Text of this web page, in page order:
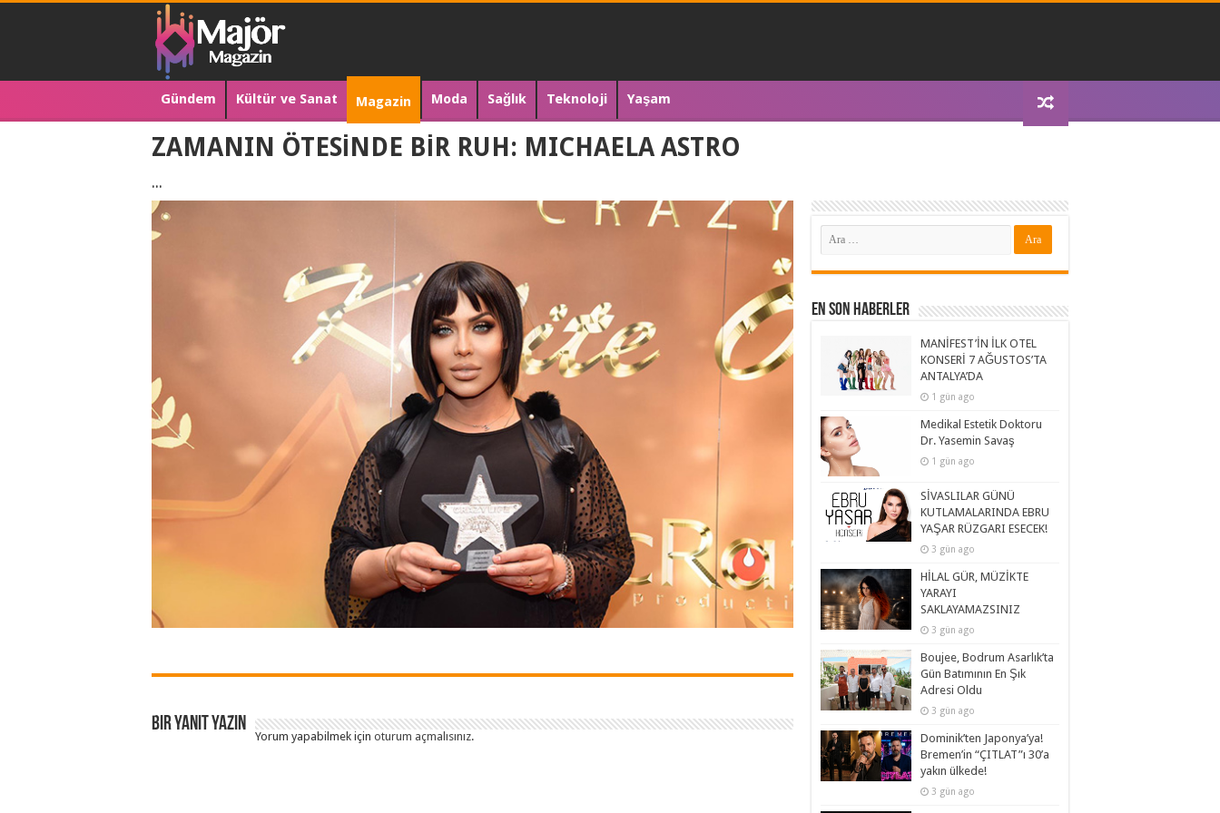
Gündem Kültür ve Sanat Magazin Moda Sağlık Teknoloji Yaşam
ZAMANIN ÖTESİNDE BİR RUH: MICHAELA ASTRO
...
Bir yanıt yazın
Yorum yapabilmek için oturum açmalısınız.
En Son Haberler
MANİFEST’İN İLK OTEL
KONSERİ 7 AĞUSTOS’TA
ANTALYA’DA
1 gün ago
Medikal Estetik Doktoru
Dr. Yasemin Savaş
1 gün ago
SİVASLILAR GÜNÜ
KUTLAMALARINDA EBRU
YAŞAR RÜZGARI ESECEK!
3 gün ago
HİLAL GÜR, MÜZİKTE
YARAYI
SAKLAYAMAZSINIZ
3 gün ago
Boujee, Bodrum Asarlık’ta
Gün Batımının En Şık
Adresi Oldu
3 gün ago
Dominik’ten Japonya’ya!
Bremen’in “ÇITLAT”ı 30’a
yakın ülkede!
3 gün ago